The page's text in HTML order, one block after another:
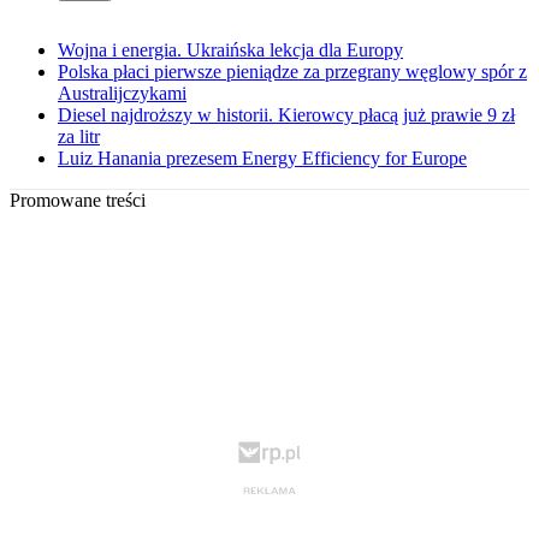
Wojna i energia. Ukraińska lekcja dla Europy
Polska płaci pierwsze pieniądze za przegrany węglowy spór z
Australijczykami
Diesel najdroższy w historii. Kierowcy płacą już prawie 9 zł
za litr
Luiz Hanania prezesem Energy Efficiency for Europe
Promowane treści